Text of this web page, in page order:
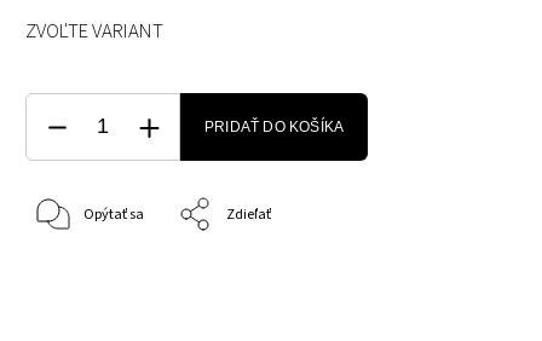
ZVOĽTE VARIANT
PRIDAŤ DO KOŠÍKA
Opýtať sa Zdieľať